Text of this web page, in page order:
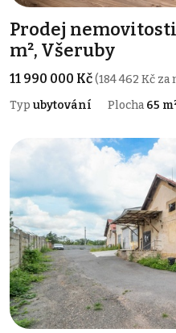
Prodej
m², Všeruby
11 990 000 Kč(184 462 Kč za
Typ ubytování Plocha 65